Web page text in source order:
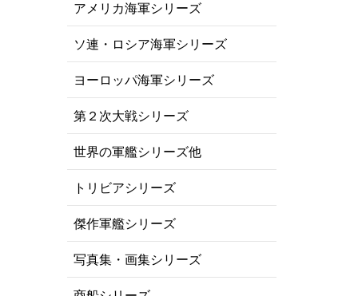
アメリカ海軍シリーズ
ソ連・ロシア海軍シリーズ
ヨーロッパ海軍シリーズ
第２次大戦シリーズ
世界の軍艦シリーズ他
トリビアシリーズ
傑作軍艦シリーズ
写真集・画集シリーズ